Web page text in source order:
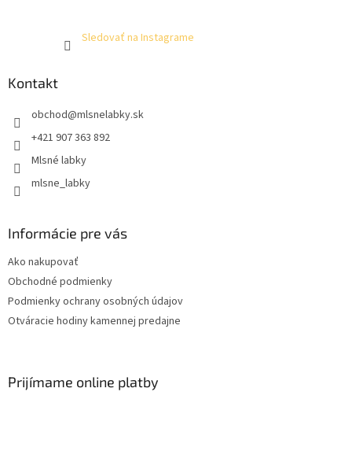
Sledovať na Instagrame
Kontakt
obchod@mlsnelabky.sk
+421 907 363 892
Mlsné labky
mlsne_labky
Informácie pre vás
Ako nakupovať
Obchodné podmienky
Podmienky ochrany osobných údajov
Otváracie hodiny kamennej predajne
Prijímame online platby